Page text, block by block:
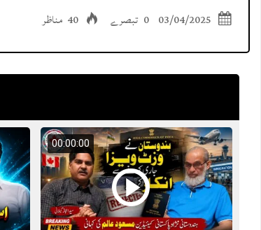
03/04/2025 0 تبصرے 40 مناظر
00:00:00